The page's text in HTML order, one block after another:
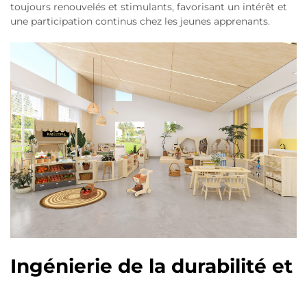
toujours renouvelés et stimulants, favorisant un intérêt et
une participation continus chez les jeunes apprenants.
Ingénierie de la durabilité et